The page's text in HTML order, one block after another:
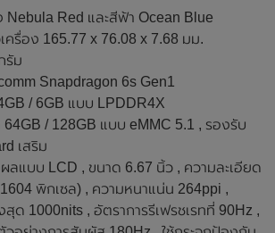
Nebula Red และสีฟ้า Ocean Blue
ครื่อง 165.77 x 76.08 x 7.68 มม.
รัม
Snapdragon 6s Gen1
/ 6GB แบบ LPDDR4X
64GB / 128GB แบบ eMMC 5.1 , รองรับ
เสริม
ลแบบ LCD , ขนาด 6.67 นิ้ว , ความละเอียด
พิกเซล) , ความหนาแน่น 264ppi ,
ด 1000nits , อัตราการรีเฟรชเรทที่ 90Hz ,